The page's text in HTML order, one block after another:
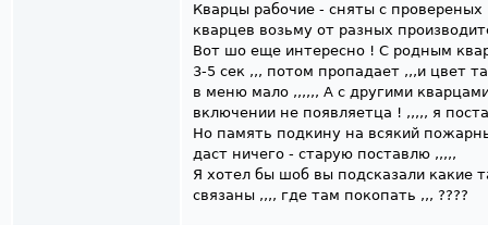
Кварцы рабочие - сняты с
кварцев возьму от разных
Вот шо еще интересно ! С родным
3-5 сек ,,, потом пропадает ,,,и цвет
в меню мало ,,,,,, А с другими
включении не появляетца ! ,,,,, я
Но память подкину на всякий
даст ничего - старую поставлю ,,,,,
Я хотел бы шоб вы подсказали какие
связаны ,,,, где там покопать ,,, ????